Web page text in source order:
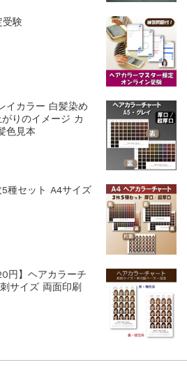
受験
イカラー 白髪染め
りのイメージ カ
色見本
種セット A4サイズ
円】ヘアカラーチ
サイズ 両面印刷